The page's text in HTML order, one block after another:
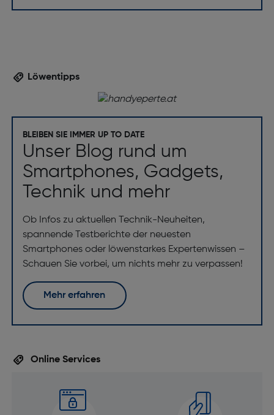
Löwentipps
BLEIBEN SIE IMMER UP TO DATE
Unser Blog rund um
Smartphones, Gadgets,
Technik und mehr
Ob Infos zu aktuellen Technik-Neuheiten,
spannende Testberichte der neuesten
Smartphones oder löwenstarkes Expertenwissen –
Schauen Sie vorbei, um nichts mehr zu verpassen!
Mehr erfahren
Online Services